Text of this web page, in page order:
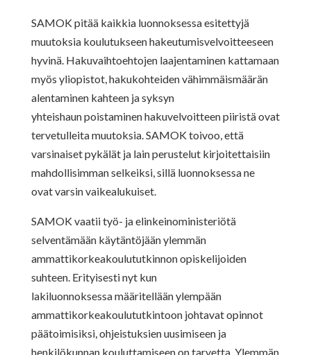
SAMOK pitää kaikkia luonnoksessa esitettyjä
muutoksia koulutukseen hakeutumisvelvoitteeseen
hyvinä. Hakuvaihtoehtojen laajentaminen kattamaan
myös yliopistot, hakukohteiden vähimmäismäärän
alentaminen kahteen ja syksyn
yhteishaun poistaminen hakuvelvoitteen piiristä ovat
tervetulleita muutoksia. SAMOK toivoo, että
varsinaiset pykälät ja lain perustelut kirjoitettaisiin
mahdollisimman selkeiksi, sillä luonnoksessa ne
ovat varsin vaikealukuiset.
SAMOK vaatii työ- ja elinkeinoministeriötä
selventämään käytäntöjään ylemmän
ammattikorkeakoulututkinnon opiskelijoiden
suhteen. Erityisesti nyt kun
lakiluonnoksessa määritellään ylempään
ammattikorkeakoulututkintoon johtavat opinnot
päätoimisiksi, ohjeistuksien uusimiseen ja
henkilökunnan kouluttamiseen on tarvetta. Ylemmän